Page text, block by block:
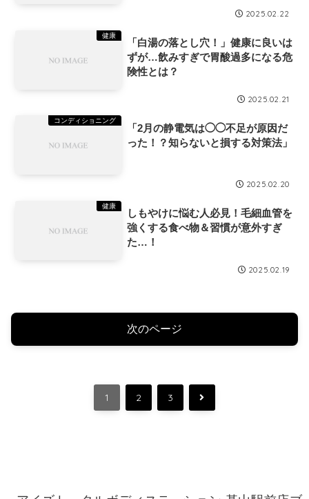
2025.02.22
健康
「白湯の落とし穴！」健康に良いは
ずが…飲みすぎで胃酸過多になる危
険性とは？
2025.02.21
コンディショニング
「2月の静電気は◯◯不足が原因だ
った！？知らないと損する対策法」
2025.02.20
健康
しもやけに悩む人必見！毛細血管を
強くする食べ物＆習慣が意外すぎ
た…！
2025.02.19
次のページ
1 2 3 次